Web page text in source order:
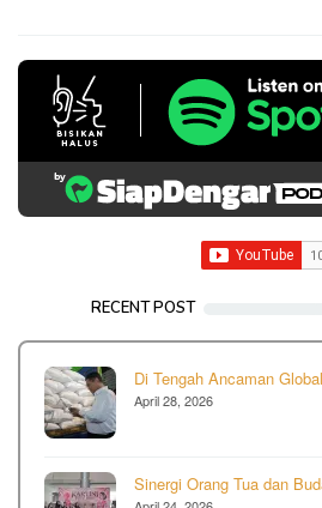
RECENT POST
Di Tengah Ancaman
April 28, 2026
Sinergi Orang Tua dan